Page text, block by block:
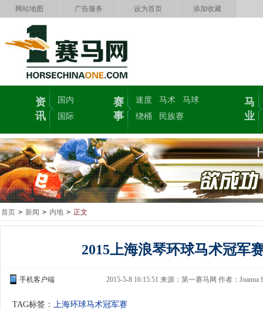
网站地图 广告服务 设为首页 添加收藏
资
讯
国内
国际
赛
事
速度 马术
马球
绕桶
民族赛
马
业
首页 > 新闻 > 内地 > 正文
2015上海浪琴环球马术冠军
手机客户端 2015-5-8 16:15:51 来源：第一赛马网 作者：Joanna
TAG标签： 上海环球马术冠军赛